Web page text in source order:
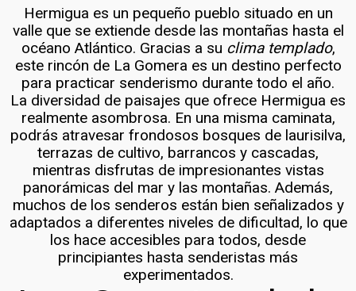
Hermigua es un pequeño pueblo situado en un
valle que se extiende desde las montañas hasta el
océano Atlántico. Gracias a su clima templado,
este rincón de La Gomera es un destino perfecto
para practicar senderismo durante todo el año.
La diversidad de paisajes que ofrece Hermigua es
realmente asombrosa. En una misma caminata,
podrás atravesar frondosos bosques de laurisilva,
terrazas de cultivo, barrancos y cascadas,
mientras disfrutas de impresionantes vistas
panorámicas del mar y las montañas. Además,
muchos de los senderos están bien señalizados y
adaptados a diferentes niveles de dificultad, lo que
los hace accesibles para todos, desde
principiantes hasta senderistas más
experimentados.